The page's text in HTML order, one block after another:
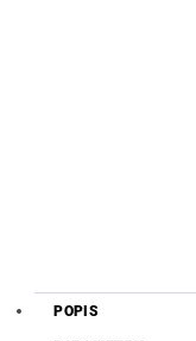
POPIS